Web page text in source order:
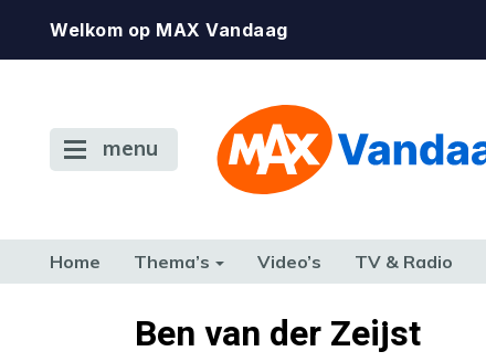
Welkom op MAX Vandaag
menu
Home Thema’s Video’s TV & Radio
TERUG NAAR TOENBen van der Zeijst